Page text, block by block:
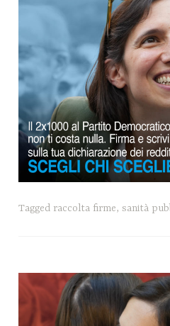
Tagged raccolta firme,sanità